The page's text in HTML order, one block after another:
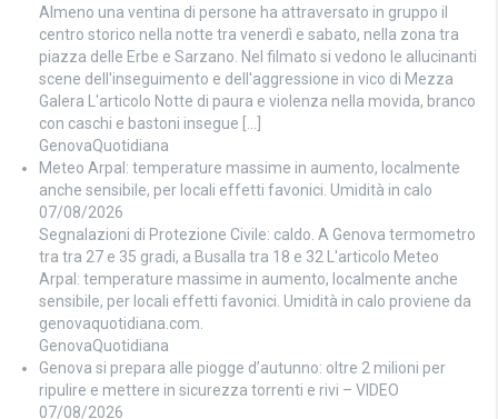
Almeno una ventina di persone ha attraversato in gruppo il
centro storico nella notte tra venerdì e sabato, nella zona tra
piazza delle Erbe e Sarzano. Nel filmato si vedono le allucinanti
scene dell'inseguimento e dell'aggressione in vico di Mezza
Galera L'articolo Notte di paura e violenza nella movida, branco
con caschi e bastoni insegue […]
GenovaQuotidiana
Meteo Arpal: temperature massime in aumento, localmente
anche sensibile, per locali effetti favonici. Umidità in calo
07/08/2026
Segnalazioni di Protezione Civile: caldo. A Genova termometro
tra tra 27 e 35 gradi, a Busalla tra 18 e 32 L'articolo Meteo
Arpal: temperature massime in aumento, localmente anche
sensibile, per locali effetti favonici. Umidità in calo proviene da
genovaquotidiana.com.
GenovaQuotidiana
Genova si prepara alle piogge d’autunno: oltre 2 milioni per
ripulire e mettere in sicurezza torrenti e rivi – VIDEO
07/08/2026